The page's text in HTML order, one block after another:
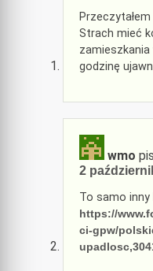
Strach mieć
godzinę
wmo
2
To samo inny
https://
ci-gpw/